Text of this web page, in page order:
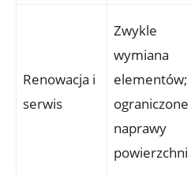
Renowacja i
serwis
Zwykle
wymiana
elementów;
ograniczone
naprawy
powierzchni